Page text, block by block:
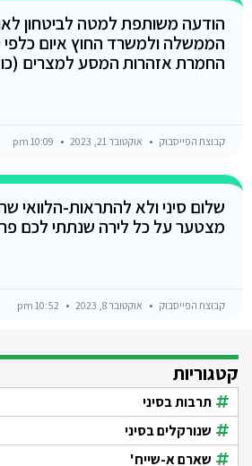
הודעה משותפת למטה לביטחון
הממשלה ולמשרד החוץ איום כלפי
החמרת אזהרות המסע למצרים
קבוצת הפייסבוק אוקטובר 21, 2023
שלום סיני ולא להתראות-הלוואי
מצטער על כל לירה שנתתי לכם
קבוצת הפייסבוק אוקטובר 8, 2023
קטגוריות
תרבות בסיני
שנורקלים בסיני
שארם א-שייח'